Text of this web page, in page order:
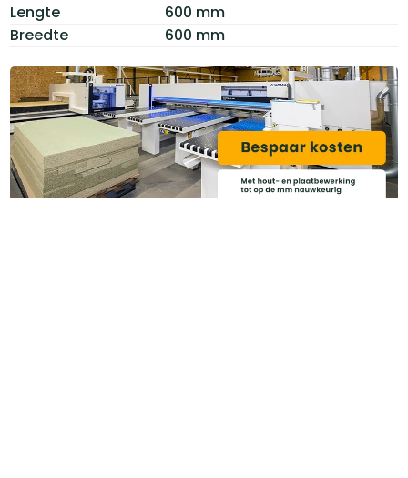
Lengte
600 mm
Breedte
600 mm